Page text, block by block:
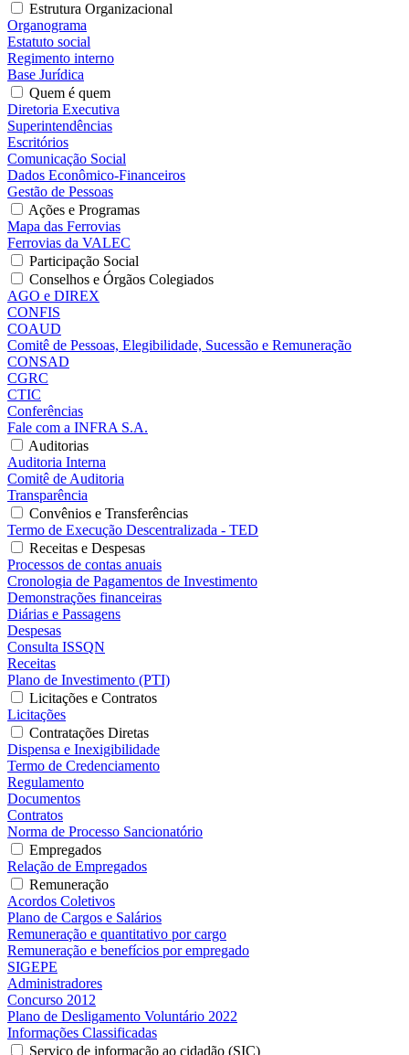
Estrutura Organizacional
Organograma
Estatuto social
Regimento interno
Base Jurídica
Quem é quem
Diretoria Executiva
Superintendências
Escritórios
Comunicação Social
Dados Econômico-Financeiros
Gestão de Pessoas
Ações e Programas
Mapa das Ferrovias
Ferrovias da VALEC
Participação Social
Conselhos e Órgãos Colegiados
AGO e DIREX
CONFIS
COAUD
Comitê de Pessoas, Elegibilidade, Sucessão e Remuneração
CONSAD
CGRC
CTIC
Conferências
Fale com a INFRA S.A.
Auditorias
Auditoria Interna
Comitê de Auditoria
Transparência
Convênios e Transferências
Termo de Execução Descentralizada - TED
Receitas e Despesas
Processos de contas anuais
Cronologia de Pagamentos de Investimento
Demonstrações financeiras
Diárias e Passagens
Despesas
Consulta ISSQN
Receitas
Plano de Investimento (PTI)
Licitações e Contratos
Licitações
Contratações Diretas
Dispensa e Inexigibilidade
Termo de Credenciamento
Regulamento
Documentos
Contratos
Norma de Processo Sancionatório
Empregados
Relação de Empregados
Remuneração
Acordos Coletivos
Plano de Cargos e Salários
Remuneração e quantitativo por cargo
Remuneração e benefícios por empregado
SIGEPE
Administradores
Concurso 2012
Plano de Desligamento Voluntário 2022
Informações Classificadas
Serviço de informação ao cidadão (SIC)